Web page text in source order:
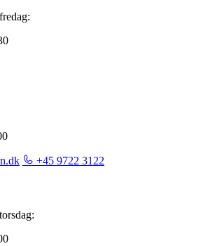
+45 9722 3122